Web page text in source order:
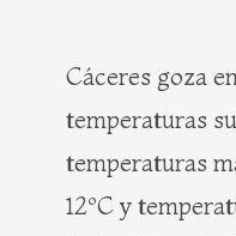
Cáceres goza
temperaturas
temperaturas
12ºC y